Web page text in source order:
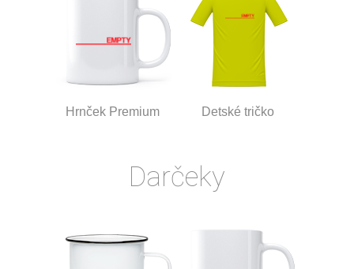
Hrnček Premium Detské tričko
Darčeky